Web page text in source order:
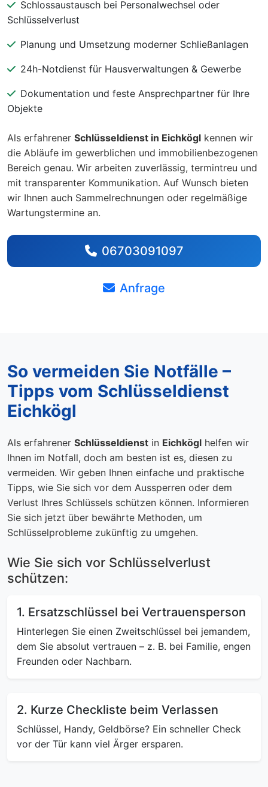
Schlossaustausch bei Personalwechsel oder
Schlüsselverlust
Planung und Umsetzung moderner Schließanlagen
24h-Notdienst für Hausverwaltungen & Gewerbe
Dokumentation und feste Ansprechpartner für Ihre
Objekte
Als erfahrener Schlüsseldienst in Eichkögl kennen wir
die Abläufe im gewerblichen und immobilienbezogenen
Bereich genau. Wir arbeiten zuverlässig, termintreu und
mit transparenter Kommunikation. Auf Wunsch bieten
wir Ihnen auch Sammelrechnungen oder regelmäßige
Wartungstermine an.
06703091097
Anfrage
So vermeiden Sie Notfälle –
Tipps vom Schlüsseldienst
Eichkögl
Als erfahrener Schlüsseldienst in Eichkögl helfen wir
Ihnen im Notfall, doch am besten ist es, diesen zu
vermeiden. Wir geben Ihnen einfache und praktische
Tipps, wie Sie sich vor dem Aussperren oder dem
Verlust Ihres Schlüssels schützen können. Informieren
Sie sich jetzt über bewährte Methoden, um
Schlüsselprobleme zukünftig zu umgehen.
Wie Sie sich vor Schlüsselverlust
schützen:
1. Ersatzschlüssel bei Vertrauensperson
Hinterlegen Sie einen Zweitschlüssel bei jemandem,
dem Sie absolut vertrauen – z. B. bei Familie, engen
Freunden oder Nachbarn.
2. Kurze Checkliste beim Verlassen
Schlüssel, Handy, Geldbörse? Ein schneller Check
vor der Tür kann viel Ärger ersparen.